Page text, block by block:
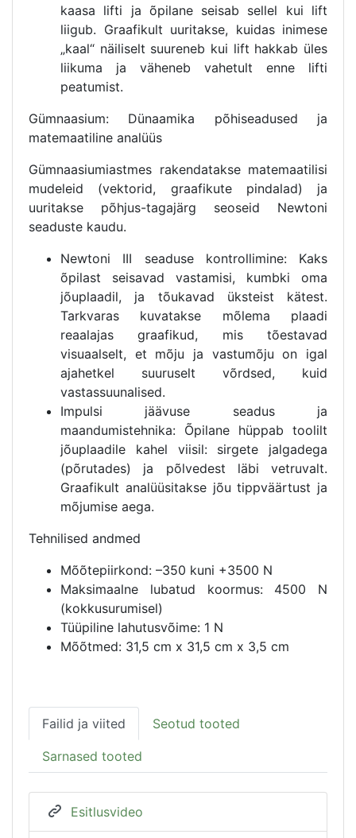
kaasa lifti ja õpilane seisab sellel kui lift
liigub. Graafikult uuritakse, kuidas inimese
„kaal“ näiliselt suureneb kui lift hakkab üles
liikuma ja väheneb vahetult enne lifti
peatumist.
Gümnaasium: Dünaamika põhiseadused ja
matemaatiline analüüs
Gümnaasiumiastmes rakendatakse matemaatilisi
mudeleid (vektorid, graafikute pindalad) ja
uuritakse põhjus-tagajärg seoseid Newtoni
seaduste kaudu.
Newtoni III seaduse kontrollimine: Kaks
õpilast seisavad vastamisi, kumbki oma
jõuplaadil, ja tõukavad üksteist kätest.
Tarkvaras kuvatakse mõlema plaadi
reaalajas graafikud, mis tõestavad
visuaalselt, et mõju ja vastumõju on igal
ajahetkel suuruselt võrdsed, kuid
vastassuunalised.
Impulsi jäävuse seadus ja
maandumistehnika: Õpilane hüppab toolilt
jõuplaadile kahel viisil: sirgete jalgadega
(põrutades) ja põlvedest läbi vetruvalt.
Graafikult analüüsitakse jõu tippväärtust ja
mõjumise aega.
Tehnilised andmed
Mõõtepiirkond: –350 kuni +3500 N
Maksimaalne lubatud koormus: 4500 N
(kokkusurumisel)
Tüüpiline lahutusvõime: 1 N
Mõõtmed: 31,5 cm x 31,5 cm x 3,5 cm
Failid ja viited Seotud tooted
Sarnased tooted
Esitlusvideo